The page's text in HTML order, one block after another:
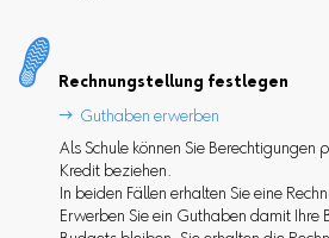
Rechnungstellung festlegen
 Guthaben erwerben
Als Schule können Sie Berechtigungen
Kredit beziehen.
In beiden Fällen erhalten Sie eine
Erwerben Sie ein Guthaben damit Ihre